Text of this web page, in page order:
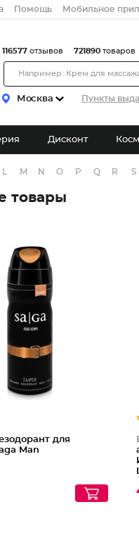
Помощь Мобильное
Москва Пункты
116577 отзывов 721890 товаров
Дисконт
M N O P Q R S
товары
для
Man